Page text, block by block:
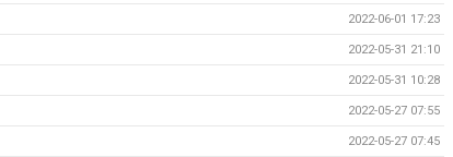
2022-06-01 17:23
2022-05-31 21:10
2022-05-31 10:28
2022-05-27 07:55
2022-05-27 07:45